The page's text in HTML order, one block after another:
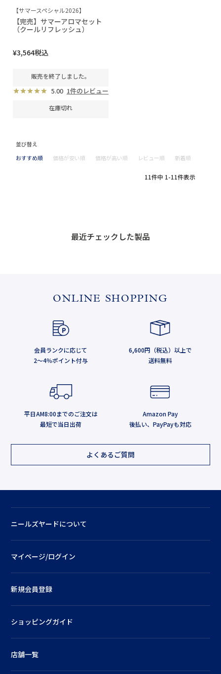
【サマースペシャル2026】
【完売】サマーアロマセット
（クールリフレッシュ）
¥3,564税込
販売を終了しました。
5.00 1件のレビュー
在庫切れ
並び替え
おすすめ順
価格が安い順 価格が高い順 レビュー順 新着順
11件中 1-11件表示
最近チェックした製品
ONLINE SHOPPING
会員ランクに応じて
2～4％ポイント付与
6,600円（税込）以上で
送料無料
平日AM8:00までのご注文は
最短で当日出荷
Amazon Pay
後払い、PayPayも対応
よくあるご質問
ニールズヤードについて
マイページ/ログイン
新規会員登録
ショッピングガイド
店舗一覧